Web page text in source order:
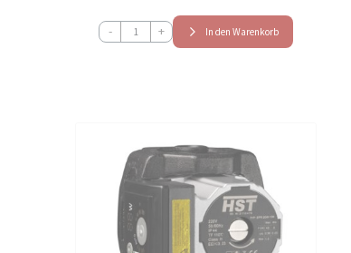
-
HST
EPA40-
+ In den Warenkorb